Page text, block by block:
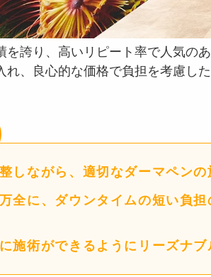
誇り、高いリピート率で人気のあ
れ、良心的な価格で負担を考慮し
しながら、適切なダーマペン
全に、ダウンタイムの短い負担
施術ができるようにリーズナブ